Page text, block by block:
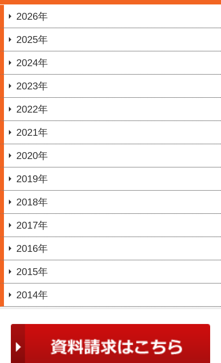
2026年
2025年
2024年
2023年
2022年
2021年
2020年
2019年
2018年
2017年
2016年
2015年
2014年